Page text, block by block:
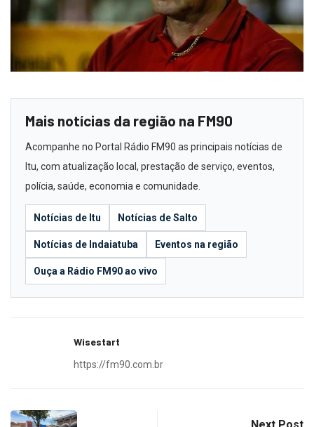
Mais notícias da região na FM90
Acompanhe no Portal Rádio FM90 as principais notícias de
Itu, com atualização local, prestação de serviço, eventos,
polícia, saúde, economia e comunidade.
Notícias de Itu Notícias de Salto
Notícias de Indaiatuba Eventos na região
Ouça a Rádio FM90 ao vivo
Wisestart
https://fm90.com.br